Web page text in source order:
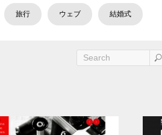
旅行 ウェブ 結婚式